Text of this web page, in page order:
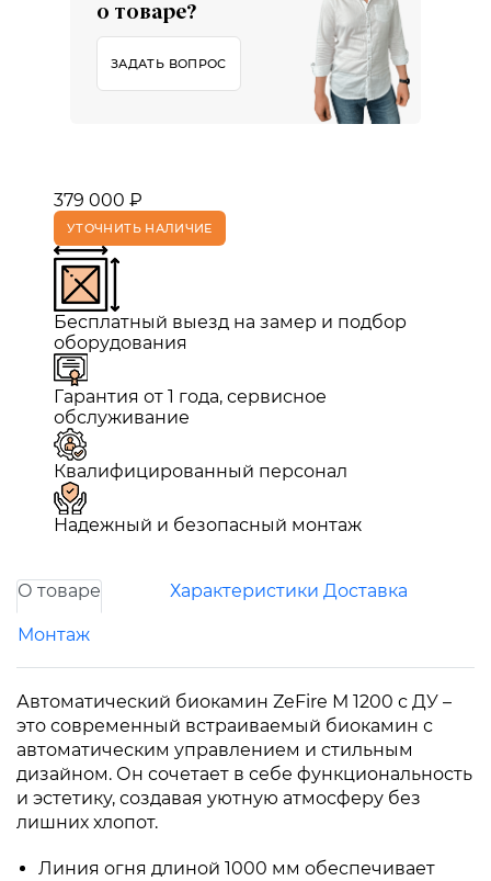
о товаре?
ЗАДАТЬ ВОПРОС
379 000 ₽
УТОЧНИТЬ НАЛИЧИЕ
Бесплатный выезд на замер и подбор
оборудования
Гарантия от 1 года, сервисное
обслуживание
Квалифицированный персонал
Надежный и безопасный монтаж
О товаре Характеристики Доставка
Монтаж
Автоматический биокамин ZeFire М 1200 с ДУ –
это современный встраиваемый биокамин с
автоматическим управлением и стильным
дизайном. Он сочетает в себе функциональность
и эстетику, создавая уютную атмосферу без
лишних хлопот.
Линия огня длиной 1000 мм обеспечивает